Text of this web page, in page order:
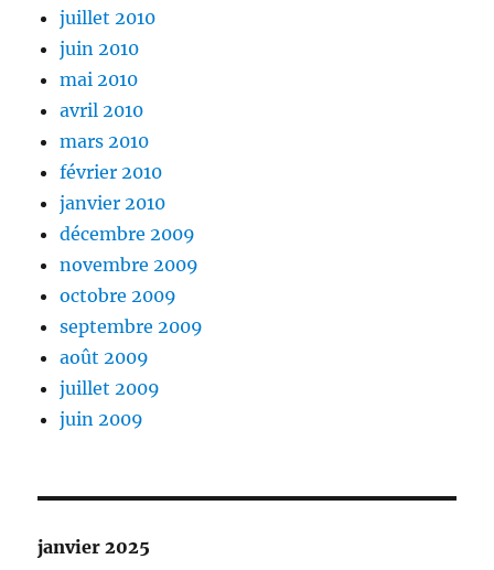
juillet 2010
juin 2010
mai 2010
avril 2010
mars 2010
février 2010
janvier 2010
décembre 2009
novembre 2009
octobre 2009
septembre 2009
août 2009
juillet 2009
juin 2009
janvier 2025